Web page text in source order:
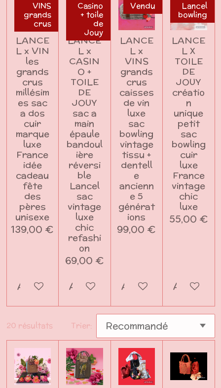
VINS
grands
crus
LANCE
L x VIN
les
grands
crus
millésim
es sac
a dos
cuir
marque
luxe
France
idée
cadeau
fête
des
pères
unisexe
139,00 €
Ajouter au panier
Casino
+ toile
de
Jouy
LANCE
L x
CASIN
O +
TOILE
DE
JOUY
sac a
main
épaule
bandoul
ière
réversi
ble
Lancel
sac
vintage
luxe
chic
refashi
on
69,00 €
Ajouter au panier
Vendu
LANCE
L x
VINS
grands
crus
caisses
de vin
luxe
sac
bowling
vintage
tissu +
dentell
e
ancienn
e 5
générat
ions
99,00 €
Ajouter au panier
Lancel
bowling
LANCE
L X
TOILE
DE
JOUY
créatio
n
unique
petit
sac
bowling
cuir
luxe
France
vintage
chic
luxe
55,00 €
Ajouter
20 résultats Trier: